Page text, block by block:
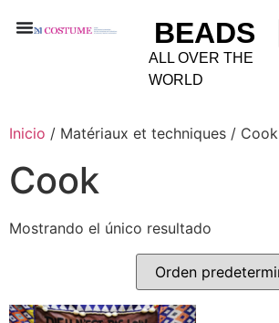
BEADS
ALL OVER THE
WORLD
Inicio / Matériaux et techniques / Cook
Cook
Mostrando el único resultado